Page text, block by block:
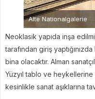
Alte Nationalgalerie
Neoklasik yapıda inşa
tarafından giriş
bina olacaktır. Alman
Yüzyıl tablo ve
kesinlikle sanat aşıklarına